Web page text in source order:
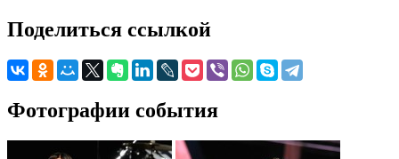
Поделиться ссылкой
Фотографии события